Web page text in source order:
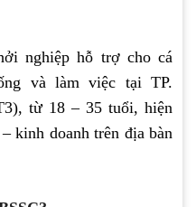
nghiệp hỗ trợ cho cá
và làm việc tại TP.
từ 18 – 35 tuổi, hiện
kinh doanh trên địa bàn